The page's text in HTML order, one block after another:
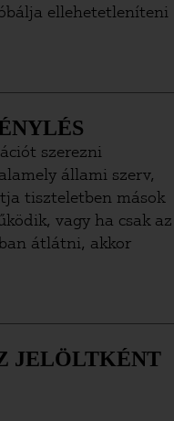
ellehetetleníteni
szerezni
állami szerv,
tiszteletben mások
vagy ha csak az
átlátni, akkor
JELÖLTKÉNT